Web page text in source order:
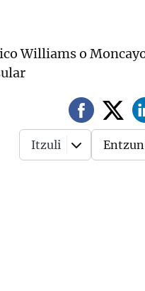
Williams o
Itzuli Entzun